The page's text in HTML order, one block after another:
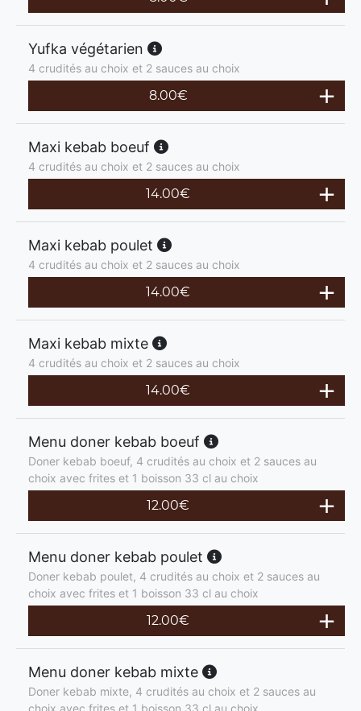
Yufka végétarien
4 crudités au choix et 2 sauces au choix
8.00€
Maxi kebab boeuf
4 crudités au choix et 2 sauces au choix
14.00€
Maxi kebab poulet
4 crudités au choix et 2 sauces au choix
14.00€
Maxi kebab mixte
4 crudités au choix et 2 sauces au choix
14.00€
Menu doner kebab boeuf
Doner kebab boeuf, 4 crudités au choix et 2 sauces au
choix avec frites et 1 boisson 33 cl au choix
12.00€
Menu doner kebab poulet
Doner kebab poulet, 4 crudités au choix et 2 sauces au
choix avec frites et 1 boisson 33 cl au choix
12.00€
Menu doner kebab mixte
Doner kebab mixte, 4 crudités au choix et 2 sauces au
choix avec frites et 1 boisson 33 cl au choix